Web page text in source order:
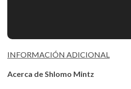
INFORMACIÓN ADICIONAL
Acerca de Shlomo Mintz